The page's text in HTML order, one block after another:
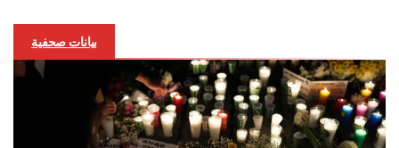
بيانات صحفية